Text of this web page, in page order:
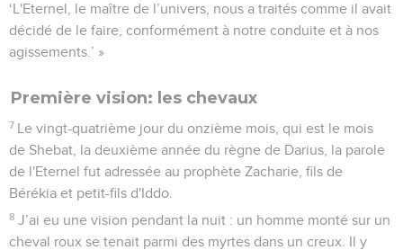
‘L'Eternel, le maître de l’univers, nous a traités comme il avait
décidé de le faire, conformément à notre conduite et à nos
agissements.’ »
Première vision: les chevaux
7 Le vingt-quatrième jour du onzième mois, qui est le mois
de Shebat, la deuxième année du règne de Darius, la parole
de l'Eternel fut adressée au prophète Zacharie, fils de
Bérékia et petit-fils d'Iddo.
8 J’ai eu une vision pendant la nuit : un homme monté sur un
cheval roux se tenait parmi des myrtes dans un creux. Il y